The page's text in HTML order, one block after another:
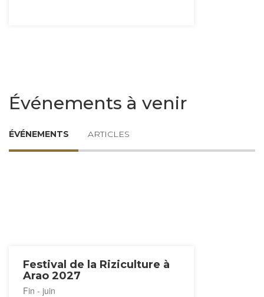
Événements à venir
ÉVÉNEMENTS ARTICLES
Festival de la Riziculture à
Arao 2027
Fin - juin